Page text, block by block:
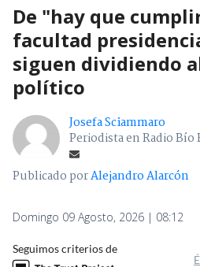
De "hay que
facultad
siguen dividiendo
político
Josefa Sciammaro
Periodista en Radio Bío
Publicado porAlejandro Alarcón
Domingo 09 Agosto, 2026 | 08:12
Seguimos criterios de